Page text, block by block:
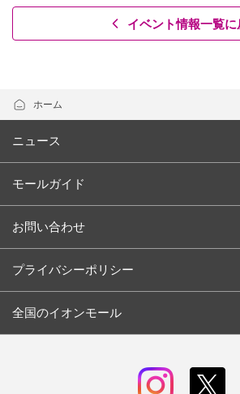
イベント情報一覧に
ホーム
ニュース
モールガイド
お問い合わせ
プライバシーポリシー
全国のイオンモール